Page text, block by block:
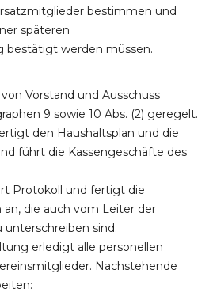
bestimmen und
späteren
bestätigt werden müssen.
Vorstand und Ausschuss
9 sowie 10 Abs. (2) geregelt.
den Haushaltsplan und die
führt die Kassengeschäfte des
Protokoll und fertigt die
die auch vom Leiter der
sind.
erledigt alle personellen
Nachstehende